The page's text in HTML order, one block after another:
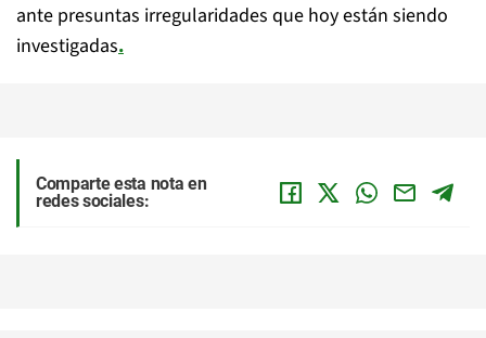
ante presuntas irregularidades que hoy están siendo
investigadas.
Comparte esta nota en
redes sociales: